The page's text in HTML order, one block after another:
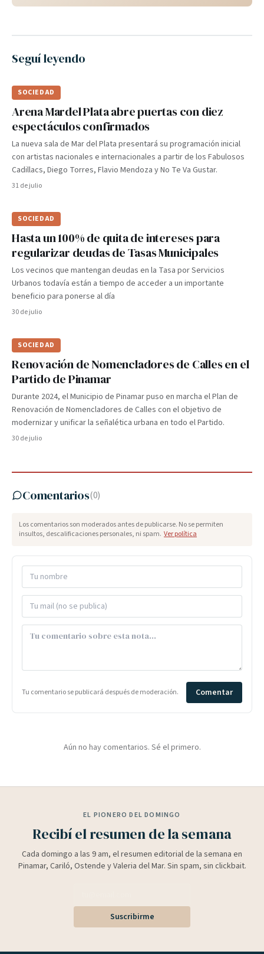
Seguí leyendo
SOCIEDAD
Arena Mardel Plata abre puertas con diez
espectáculos confirmados
La nueva sala de Mar del Plata presentará su programación inicial
con artistas nacionales e internacionales a partir de los Fabulosos
Cadillacs, Diego Torres, Flavio Mendoza y No Te Va Gustar.
31 de julio
SOCIEDAD
Hasta un 100% de quita de intereses para
regularizar deudas de Tasas Municipales
Los vecinos que mantengan deudas en la Tasa por Servicios
Urbanos todavía están a tiempo de acceder a un importante
beneficio para ponerse al día
30 de julio
SOCIEDAD
Renovación de Nomencladores de Calles en el
Partido de Pinamar
Durante 2024, el Municipio de Pinamar puso en marcha el Plan de
Renovación de Nomencladores de Calles con el objetivo de
modernizar y unificar la señalética urbana en todo el Partido.
30 de julio
Comentarios(0)
Los comentarios son moderados antes de publicarse. No se permiten
insultos, descalificaciones personales, ni spam. Ver política
Tu comentario se publicará después de moderación. Comentar
Aún no hay comentarios. Sé el primero.
EL PIONERO DEL DOMINGO
Recibí el resumen de la semana
Cada domingo a las 9 am, el resumen editorial de la semana en
Pinamar, Cariló, Ostende y Valeria del Mar. Sin spam, sin clickbait.
Suscribirme